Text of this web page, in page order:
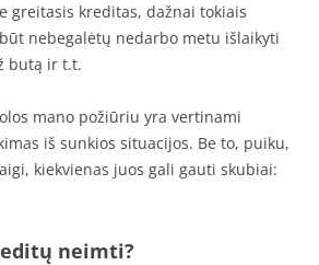
greitasis kreditas, dažnai tokiais
nebegalėtų nedarbo metu išlaikyti
butą ir t.t.
mano požiūriu yra vertinami
iš sunkios situacijos. Be to, puiku,
kiekvienas juos gali gauti skubiai:
neimti?